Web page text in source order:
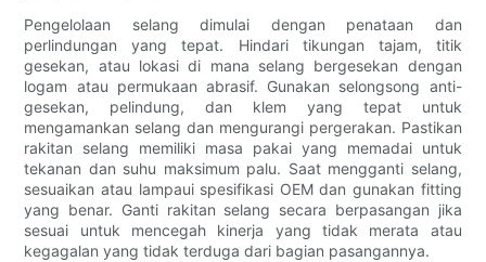
Pengelolaan selang dimulai dengan penataan dan
perlindungan yang tepat. Hindari tikungan tajam, titik
gesekan, atau lokasi di mana selang bergesekan dengan
logam atau permukaan abrasif. Gunakan selongsong anti-
gesekan, pelindung, dan klem yang tepat untuk
mengamankan selang dan mengurangi pergerakan. Pastikan
rakitan selang memiliki masa pakai yang memadai untuk
tekanan dan suhu maksimum palu. Saat mengganti selang,
sesuaikan atau lampaui spesifikasi OEM dan gunakan fitting
yang benar. Ganti rakitan selang secara berpasangan jika
sesuai untuk mencegah kinerja yang tidak merata atau
kegagalan yang tidak terduga dari bagian pasangannya.